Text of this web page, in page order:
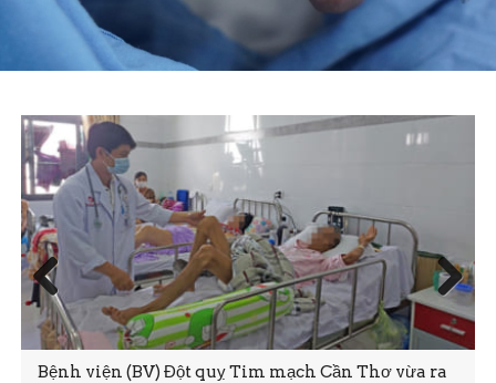
Bệnh viện (BV) Đột quỵ Tim mạch Cần Thơ vừa ra
Prev
ious
Next